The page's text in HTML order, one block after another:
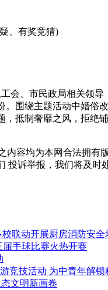
、有奖竞猜)
会、市民政局相关领
。围绕主题活动中婚
，抵制奢靡之风，拒绝
内容均为本网合法拥有
投诉举报 ，我们将及时
联动开展厨房消防安全
届手球比赛火热开赛
竞技活动 为中青年解
文明新画卷